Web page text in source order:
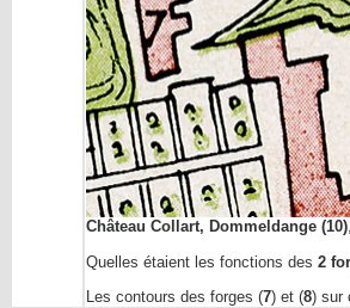
Château Collart, Dommeldange (10)
Quelles étaient les fonctions des 2
Les contours des forges (7) et (8) sur